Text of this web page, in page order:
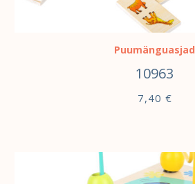
LISA KORVI
Puumänguasjad
10963
7,40 €